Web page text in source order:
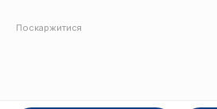
Поскаржитися